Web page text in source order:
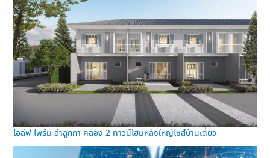
ไอลีฟ ไพร์ม ลำลูกกา คลอง 2 ทาวน์โฮมหลังใหญ่ไซส์บ้านเดี่ยว